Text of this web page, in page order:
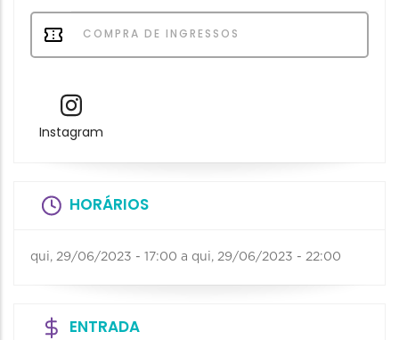
COMPRA DE INGRESSOS
Instagram
HORÁRIOS
qui, 29/06/2023 - 17:00 a qui, 29/06/2023 - 22:00
ENTRADA